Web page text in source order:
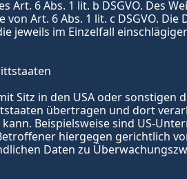
6 Abs. 1 lit. b DSGVO. Des
Art. 6 Abs. 1 lit. c DSGVO.
jeweils im Einzelfall
Sitz in den USA oder
übertragen und dort
Beispielsweise sind US-
hiergegen gerichtlich
Daten zu